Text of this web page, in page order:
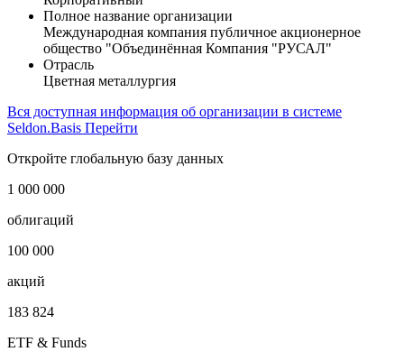
Полное название организации
Международная компания публичное акционерное
общество "Объединённая Компания "РУСАЛ"
Отрасль
Цветная металлургия
Вся доступная информация об организации в системе
Seldon.Basis Перейти
Откройте глобальную базу данных
1 000 000
облигаций
100 000
акций
183 824
ETF & Funds